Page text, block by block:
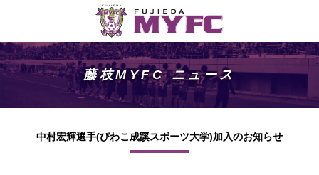
藤枝MYFC ニュース
中村宏輝選手(びわこ成蹊スポーツ大学)加入のお知らせ